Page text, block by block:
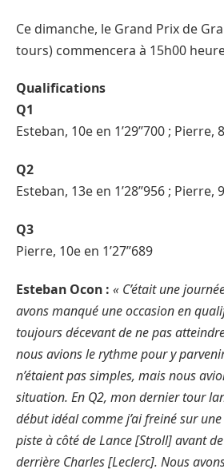
Ce dimanche, le Grand Prix de
tours) commencera à 15h00
Qualifications
Q1
Esteban, 10e en 1’29’’700 ; Pierre,
Q2
Esteban, 13e en 1’28’’956 ; Pierre,
Q3
Pierre, 10e en 1’27’’689
Esteban Ocon : « C’était une
avons manqué une occasion en
toujours décevant de ne pas
nous avions le rythme pour y
n’étaient pas simples, mais nous
situation. En Q2, mon dernier tour
début idéal comme j’ai freiné sur
piste à côté de Lance [Stroll] avant
derrière Charles [Leclerc]. Nous